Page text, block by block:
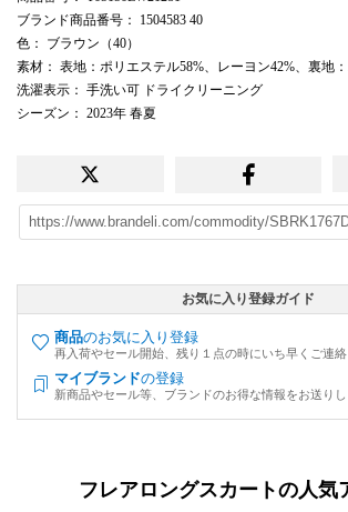
ブランド商品番号 ： 1504583 40
色 ： ブラウン（40）
素材 ： 表地：ポリエステル58%、レーヨン42%、裏地
洗濯表示 ： 手洗い可 ドライクリーニング
シーズン ： 2023年 春夏
お気に入り登録ガイド
商品のお気に入り登録
再入荷やセール開始、残り１点の時にいち早くご連
マイブランドの登録
新商品やセール等、ブランドのお得な情報をお送り
フレアロングスカートの人気